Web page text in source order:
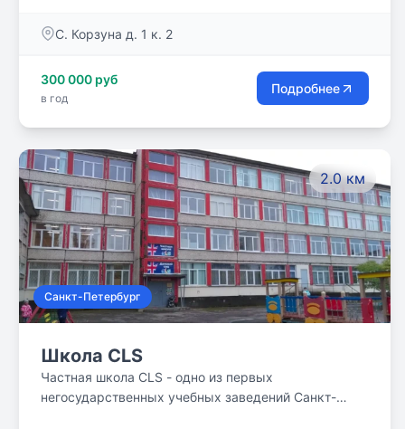
С. Корзуна д. 1 к. 2
300 000 руб
в год
Подробнее
2.0 км
Санкт-Петербург
Школа CLS
Частная школа CLS - одно из первых
негосударственных учебных заведений Санкт-